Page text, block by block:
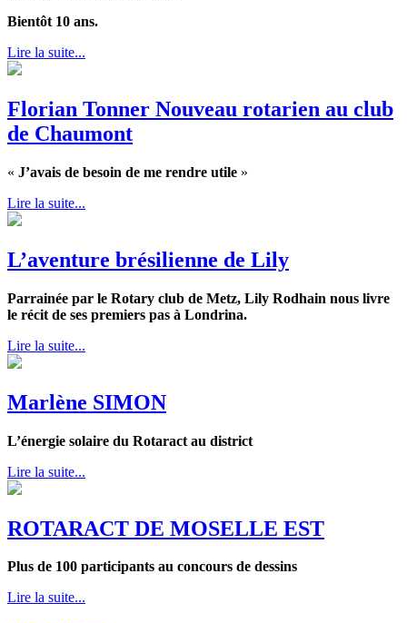
Bientôt 10 ans.
Lire la suite...
Florian Tonner Nouveau rotarien au club
de Chaumont
« J’avais de besoin de me rendre utile »
Lire la suite...
L’aventure brésilienne de Lily
Parrainée par le Rotary club de Metz, Lily Rodhain nous livre
le récit de ses premiers pas à Londrina.
Lire la suite...
Marlène SIMON
L’énergie solaire du Rotaract au district
Lire la suite...
ROTARACT DE MOSELLE EST
Plus de 100 participants au concours de dessins
Lire la suite...